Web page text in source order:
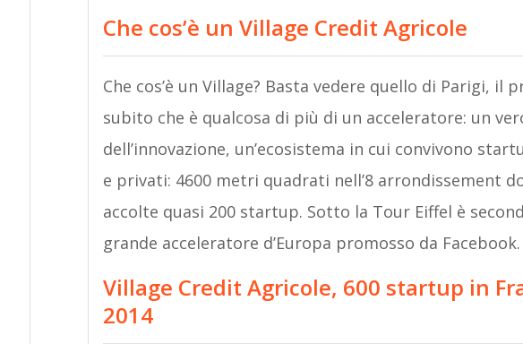
Che cos’è un Village Credit Agricole
Che cos’è un Village? Basta vedere quello di Parigi, il
subito che è qualcosa di più di un acceleratore: un
dell’innovazione, un’ecosistema in cui convivono
e privati: 4600 metri quadrati nell’8 arrondissement
accolte quasi 200 startup. Sotto la Tour Eiffel è
grande acceleratore d’Europa promosso da Facebook.
Village Credit Agricole, 600 startup in
2014